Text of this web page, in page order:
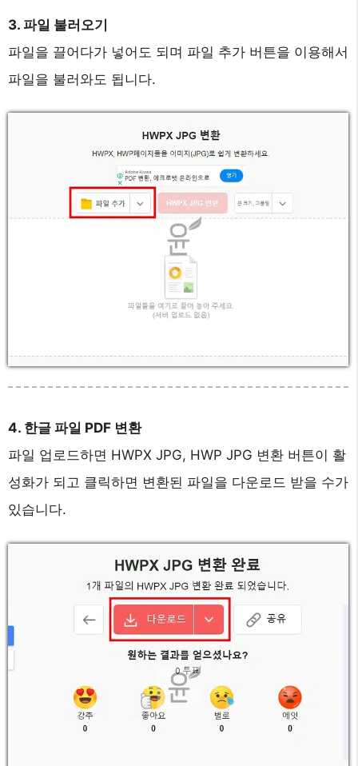
3. 파일 불러오기
파일을 끌어다가 넣어도 되며 파일 추가 버튼을 이용해서
파일을 불러와도 됩니다.
4. 한글 파일 PDF 변환
파일 업로드하면 HWPX JPG, HWP JPG 변환 버튼이 활
성화가 되고 클릭하면 변환된 파일을 다운로드 받을 수가
있습니다.